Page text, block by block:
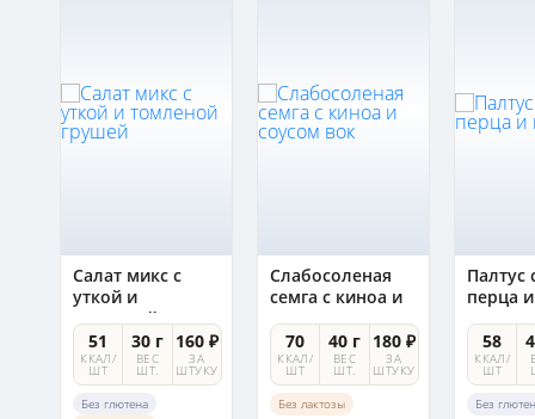
Салат микс с
уткой и
томленой
грушей
51
ККАЛ/
ШТ
30 г
ВЕС
ШТ.
160 ₽
ЗА
ШТУКУ
Без глютена
Слабосоленая
семга с киноа и
соусом вок
70
ККАЛ/
ШТ
40 г
ВЕС
ШТ.
180 ₽
ЗА
ШТУКУ
Без лактозы
Палтус
перца
58
ККАЛ/
ШТ
Без